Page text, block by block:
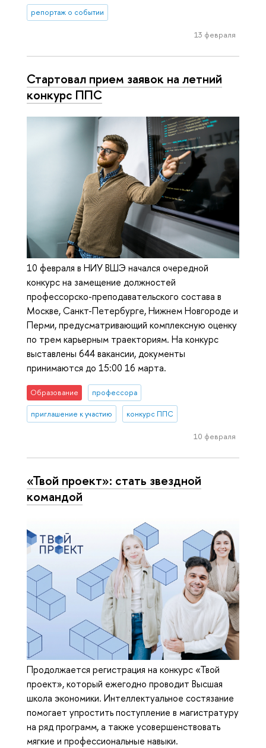
репортаж о событии
13 февраля
Стартовал прием заявок на летний
конкурс ППС
10 февраля в НИУ ВШЭ начался очередной
конкурс на замещение должностей
профессорско-преподавательского состава в
Москве, Санкт-Петербурге, Нижнем Новгороде и
Перми, предусматривающий комплексную оценку
по трем карьерным траекториям. На конкурс
выставлены 644 вакансии, документы
принимаются до 15:00 16 марта.
Образование профессора
приглашение к участию конкурс ППС
10 февраля
«Твой проект»: стать звездной
командой
Продолжается регистрация на конкурс «Твой
проект», который ежегодно проводит Высшая
школа экономики. Интеллектуальное состязание
помогает упростить поступление в магистратуру
на ряд программ, а также усовершенствовать
мягкие и профессиональные навыки.